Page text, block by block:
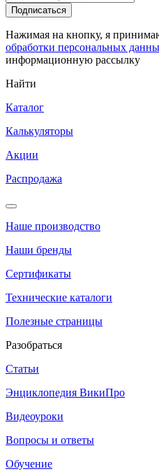
Подписаться
Нажимая на кнопку, я
обработки персональных
информационную рассылку
Найти
Каталог
Калькуляторы
Акции
Распродажа
Наше производство
Наши бренды
Сертификаты
Технические каталоги
Полезные страницы
Разобраться
Статьи
Энциклопедия ВикиПро
Видеоуроки
Вопросы и ответы
Обучение